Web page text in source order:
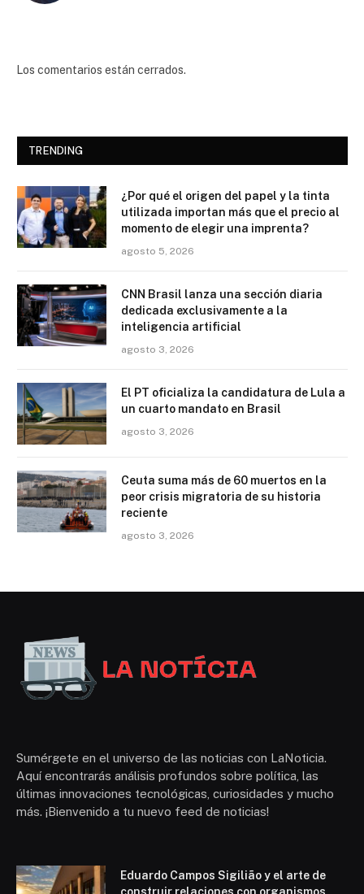
Los comentarios están cerrados.
TRENDING
¿Por qué el origen del papel y la tinta
utilizada importan más que el precio al
momento de elegir una imprenta?
agosto 5, 2026
CNN Brasil lanza una sección diaria
dedicada exclusivamente a la
inteligencia artificial
agosto 3, 2026
El PT oficializa la candidatura de Lula a
un cuarto mandato en Brasil
agosto 3, 2026
Ceuta suma más de 60 muertos en la
peor crisis migratoria de su historia
reciente
agosto 3, 2026
Sumérgete en el universo de las noticias con LaNoticia.
Aquí encontrarás análisis profundos sobre política, las
últimas innovaciones tecnológicas, curiosidades y mucho
más. ¡Bienvenido a tu nuevo feed de noticias!
Eduardo Campos Sigilião y el arte de
construir relaciones con organismos